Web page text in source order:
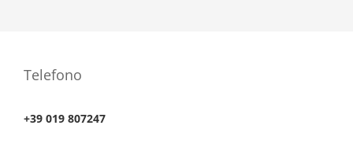
Telefono
+39 019 807247